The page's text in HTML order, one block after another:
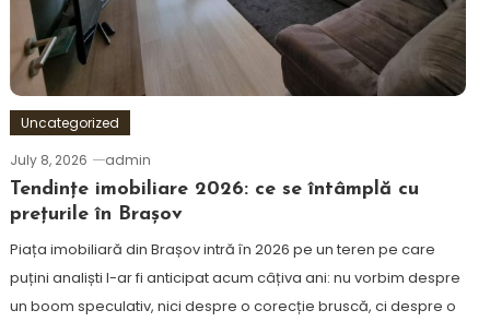
Uncategorized
July 8, 2026
admin
Tendințe imobiliare 2026: ce se întâmplă cu
prețurile în Brașov
Piața imobiliară din Brașov intră în 2026 pe un teren pe care
puțini analiști l-ar fi anticipat acum câțiva ani: nu vorbim despre
un boom speculativ, nici despre o corecție bruscă, ci despre o